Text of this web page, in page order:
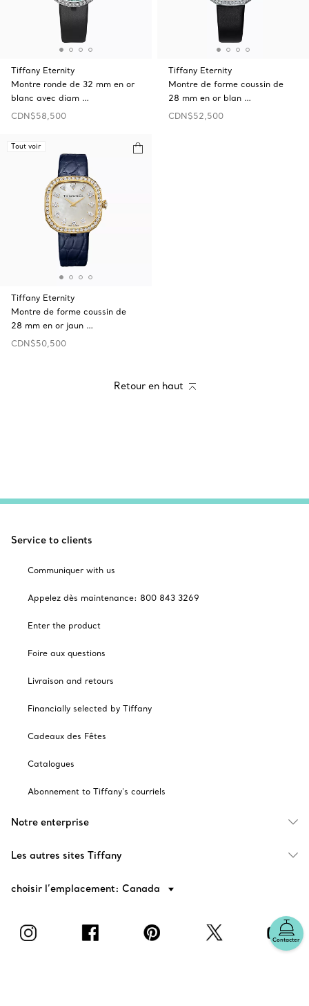
Tiffany Eternity
Montre ronde de 32 mm en or
blanc avec diam …
CDN$58,500
Tiffany Eternity
Montre de forme coussin de
28 mm en or blan …
CDN$52,500
Tout voir
Tiffany Eternity
Montre de forme coussin de
28 mm en or jaun …
CDN$50,500
Retour en haut
Contacter
Service to clients
Communiquer with us
Appelez dès maintenance: 800 843 3269
Enter the product
Foire aux questions
Livraison and retours
Financially selected by Tiffany
Cadeaux des Fêtes
Catalogues
Abonnement to Tiffany's courriels
Notre enterprise
Les autres sites Tiffany
choisir l’emplacement: Canada